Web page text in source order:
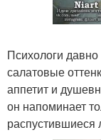
Психологи
салатовые
аппетит и
он напоминает
распустившиеся